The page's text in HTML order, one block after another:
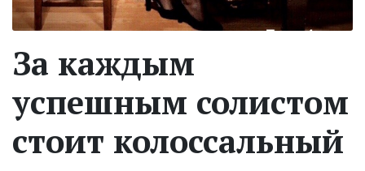
За каждым
успешным солистом
стоит колоссальный